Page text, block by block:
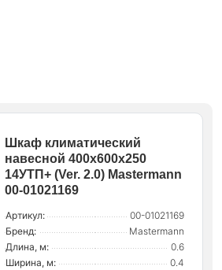
Шкаф климатический
навесной 400х600х250
14УТП+ (Ver. 2.0) Mastermann
00-01021169
Артикул:
00-01021169
Бренд:
Mastermann
Длина, м:
0.6
Ширина, м:
0.4